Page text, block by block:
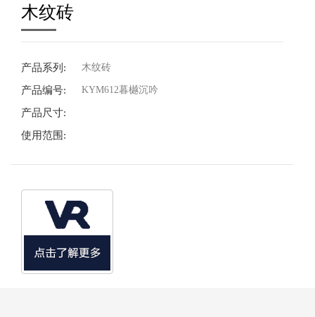
木纹砖
产品系列: 木纹砖
产品编号: KYM612暮樾沉吟
产品尺寸:
使用范围: